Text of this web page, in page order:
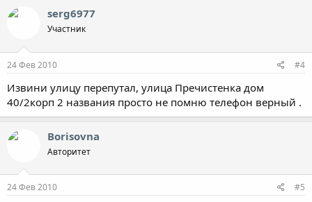
serg6977
Участник
24 Фев 2010 #4
Извини улицу перепутал, улица Пречистенка дом
40/2корп 2 названия просто не помню телефон верный .
Borisovna
Авторитет
24 Фев 2010 #5